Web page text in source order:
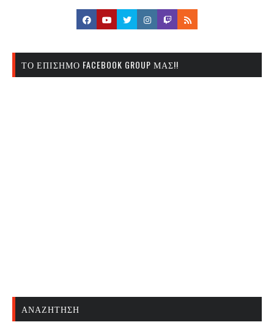
ΤΟ ΕΠΊΣΗΜΟ FACEBOOK GROUP ΜΑΣ!!
ΑΝΑΖΉΤΗΣΗ